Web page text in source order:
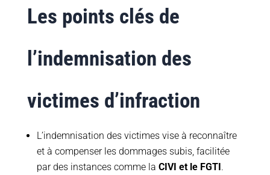
Les points clés de
l’indemnisation des
victimes d’infraction
L’indemnisation des victimes vise à reconnaître
et à compenser les dommages subis, facilitée
par des instances comme la CIVI et le FGTI.